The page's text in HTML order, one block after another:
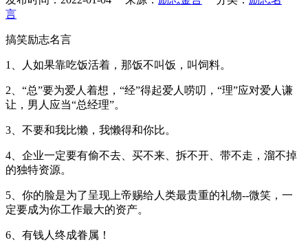
言
搞笑励志名言
1、人如果靠吃饭活着，那饭不叫饭，叫饲料。
2、“总”要为爱人着想，“经”得起爱人唠叨，“理”应对爱人谦
让，男人应当“总经理”。
3、不要和我比懒，我懒得和你比。
4、企业一定要有偷不去、买不来、拆不开、带不走，溜不掉
的独特资源。
5、你的脸是为了呈现上帝赐给人类最贵重的礼物--微笑，一
定要成为你工作最大的资产。
6、有钱人终成眷属！